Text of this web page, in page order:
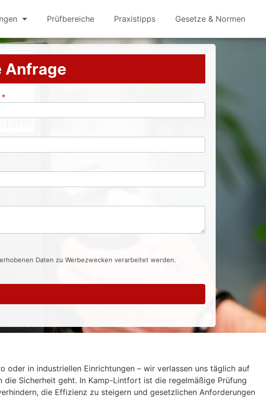
Prüfbereiche Praxistipps Gesetze & Normen
Anfrage
*
Daten zu Werbezwecken verarbeitet werden.
oder in industriellen Einrichtungen – wir verlassen uns täglich auf
Sicherheit geht. In Kamp-Lintfort ist die regelmäßige Prüfung
die Effizienz zu steigern und gesetzlichen Anforderungen